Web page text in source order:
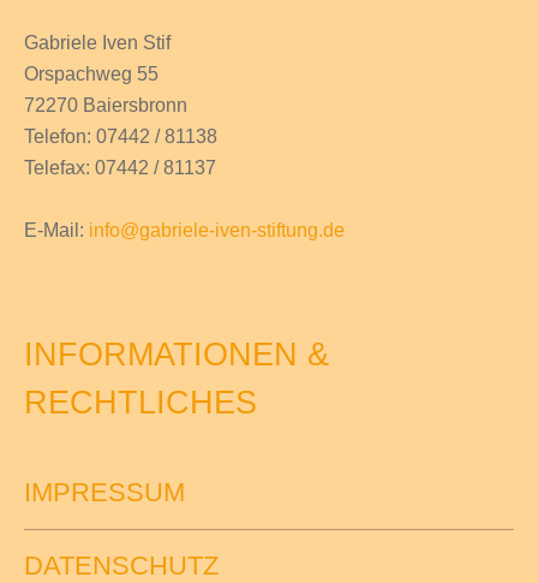
Gabriele Iven Stif
Orspachweg 55
72270 Baiersbronn
Telefon: 07442 / 81138
Telefax: 07442 / 81137
E-Mail: info@gabriele-iven-stiftung.de
INFORMATIONEN &
RECHTLICHES
IMPRESSUM
DATENSCHUTZ